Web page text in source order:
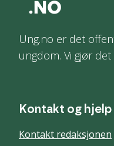
Ung.no er det
ungdom. Vi gjør
Kontakt og hjelp
Kontakt redaksjonen